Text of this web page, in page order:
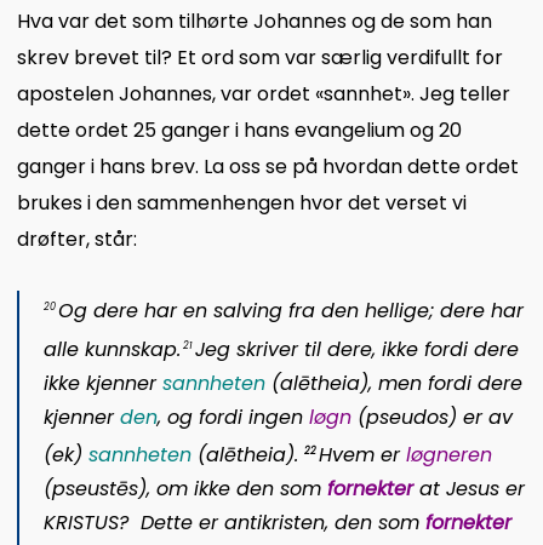
Hva var det som tilhørte Johannes og de som han
skrev brevet til? Et ord som var særlig verdifullt for
apostelen Johannes, var ordet «sannhet». Jeg teller
dette ordet 25 ganger i hans evangelium og 20
ganger i hans brev. La oss se på hvordan dette ordet
brukes i den sammenhengen hvor det verset vi
drøfter, står:
20Og dere har en salving fra den hellige; dere har
alle kunnskap. 21Jeg skriver til dere, ikke fordi dere
ikke kjenner sannheten(alētheia), men fordi dere
kjennerden, og fordi ingen løgn(pseudos) er av
(ek) sannheten (alētheia). 22Hvem erløgneren
(pseustēs), om ikke den som fornekter at Jesus er
KRISTUS? Dette er antikristen, den som fornekter